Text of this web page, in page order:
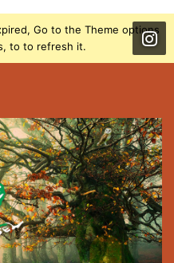
Go to the Theme options
to to refresh it.